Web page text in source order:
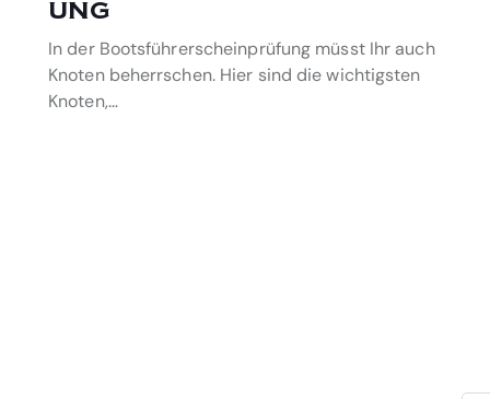
ung
In der Bootsführerscheinprüfung müsst Ihr auch
Knoten beherrschen. Hier sind die wichtigsten
Knoten,…